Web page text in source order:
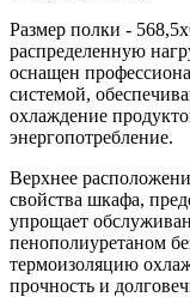
Размер полки -
распределенную
оснащен
системой,
охлаждение
энергопотребление.
Верхнее
свойства шкафа,
упрощает
пенополиуретаном
термоизоляцию
прочность и